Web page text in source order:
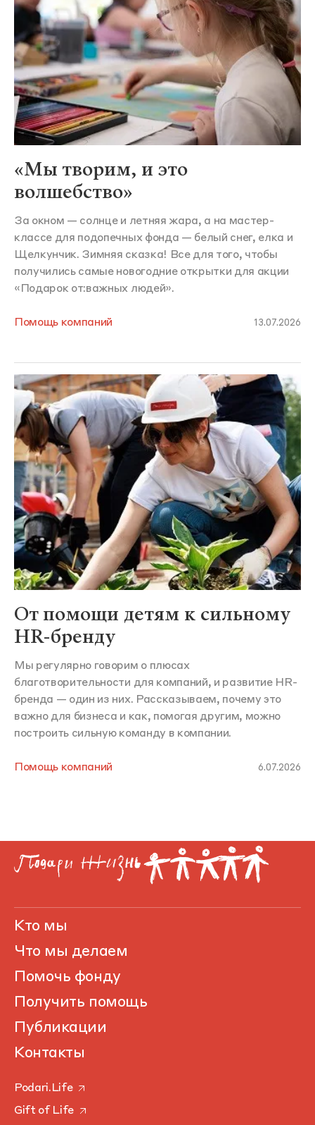
«Мы творим, и это
волшебство»
За окном — солнце и летняя жара, а на мастер-
классе для подопечных фонда — белый снег, елка и
Щелкунчик. Зимняя сказка! Все для того, чтобы
получились самые новогодние открытки для акции
«Подарок от:важных людей».
Помощь компаний 13.07.2026
От помощи детям к сильному
HR-бренду
Мы регулярно говорим о плюсах
благотворительности для компаний, и развитие HR-
бренда — один из них. Рассказываем, почему это
важно для бизнеса и как, помогая другим, можно
построить сильную команду в компании.
Помощь компаний 6.07.2026
Кто мы
Что мы делаем
Помочь фонду
Получить помощь
Публикации
Контакты
Podari.Life
Gift of Life